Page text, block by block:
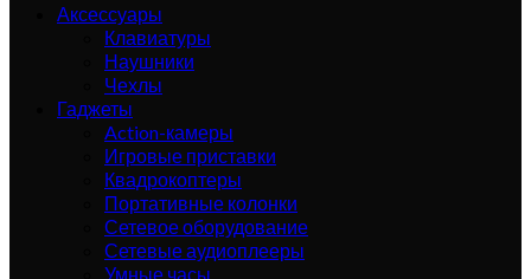
Аксессуары
Клавиатуры
Наушники
Чехлы
Гаджеты
Action-камеры
Игровые приставки
Квадрокоптеры
Портативные колонки
Сетевое оборудование
Сетевые аудиоплееры
Умные часы